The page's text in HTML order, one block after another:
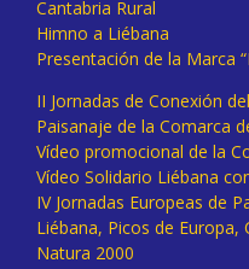
Cantabria Rural
Himno a Liébana
Presentación de la Marca
II Jornadas de Conexión
Paisanaje de la Comarca
Vídeo promocional de la
Vídeo Solidario Liébana
IV Jornadas Europeas de
Liébana, Picos de Europa,
Natura 2000